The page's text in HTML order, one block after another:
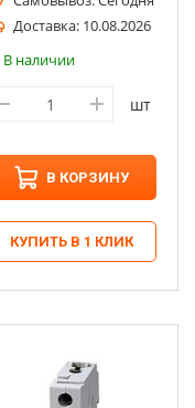
Доставка: 10.08.2026
В наличии
шт
В КОРЗИНУ
КУПИТЬ В 1 КЛИК